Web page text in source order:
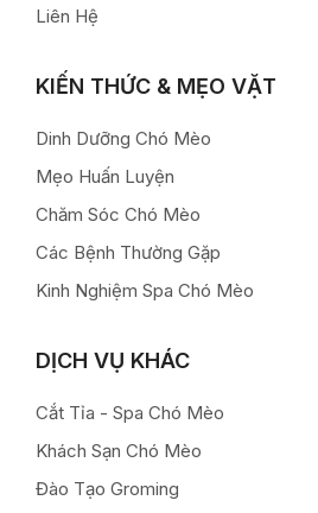
Liên Hệ
KIẾN THỨC & MẸO VẶT
Dinh Dưỡng Chó Mèo
Mẹo Huấn Luyện
Chăm Sóc Chó Mèo
Các Bệnh Thường Gặp
Kinh Nghiệm Spa Chó Mèo
DỊCH VỤ KHÁC
Cắt Tỉa - Spa Chó Mèo
Khách Sạn Chó Mèo
Đào Tạo Groming